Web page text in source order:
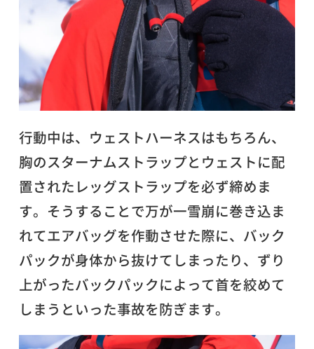
行動中は、ウェストハーネスはもちろん、
胸のスターナムストラップとウェストに配
置されたレッグストラップを必ず締めま
す。そうすることで万が一雪崩に巻き込ま
れてエアバッグを作動させた際に、バック
パックが身体から抜けてしまったり、ずり
上がったバックパックによって首を絞めて
しまうといった事故を防ぎます。